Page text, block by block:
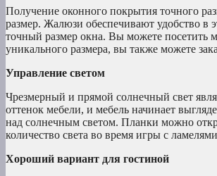
Получение оконного покрытия точного
размер. Жалюзи обеспечивают удобство
точный размер окна. Вы можете посетить
уникального размера, вы также можете
Управление светом
Чрезмерный и прямой солнечный свет
оттенок мебели, и мебель начинает
над солнечным светом. Планки можно
количество света во время игры с
Хороший вариант для гостиной